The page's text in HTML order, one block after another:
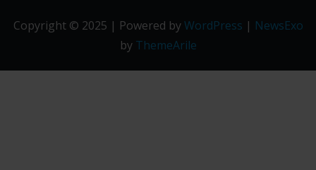
Copyright © 2025 | Powered byWordPress | NewsExo
by ThemeArile